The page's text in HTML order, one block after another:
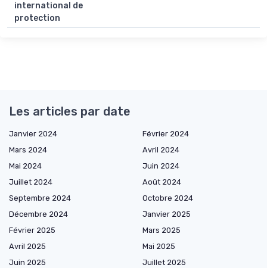
international de
protection
Les articles par date
Janvier 2024
Février 2024
Mars 2024
Avril 2024
Mai 2024
Juin 2024
Juillet 2024
Août 2024
Septembre 2024
Octobre 2024
Décembre 2024
Janvier 2025
Février 2025
Mars 2025
Avril 2025
Mai 2025
Juin 2025
Juillet 2025